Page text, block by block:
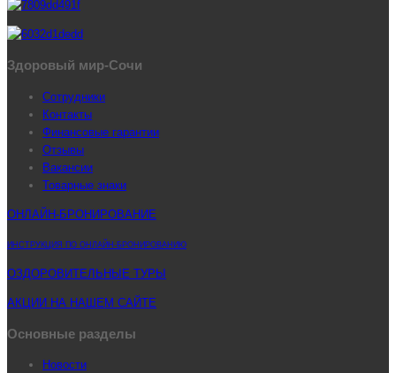
Здоровый мир-Сочи
Сотрудники
Контакты
Финансовые гарантии
Отзывы
Вакансии
Товарные знаки
ОНЛАЙН-БРОНИРОВАНИЕ
ИНСТРУКЦИЯ ПО ОНЛАЙН-БРОНИРОВАНИЮ
ОЗДОРОВИТЕЛЬНЫЕ ТУРЫ
АКЦИИ НА НАШЕМ САЙТЕ
Основные разделы
Новости